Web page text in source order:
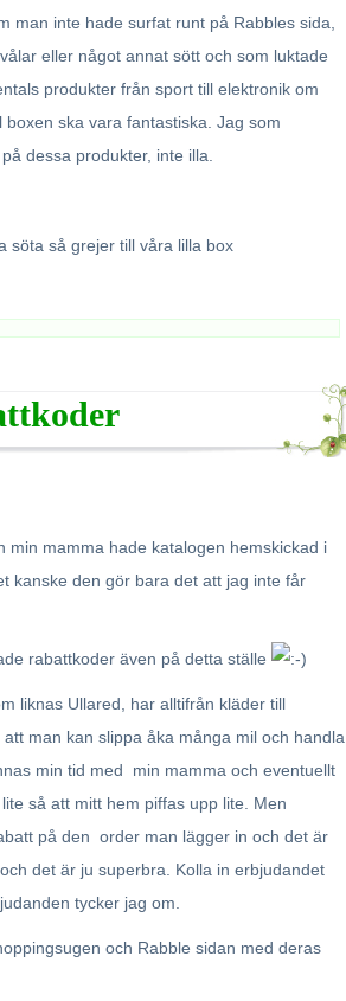
man inte hade surfat runt på Rabbles sida,
eller något annat sött och som luktade
produkter från sport till elektronik om
ska vara fantastiska. Jag som
dessa produkter, inte illa.
söta så grejer till våra lilla box
min mamma hade katalogen hemskickad i
kanske den gör bara det att jag inte får
rabattkoder även på detta ställe
liknas Ullared, har alltifrån kläder till
man kan slippa åka många mil och handla
min tid med min mamma och eventuellt
så att mitt hem piffas upp lite. Men
på den order man lägger in och det är
det är ju superbra. Kolla in erbjudandet
tycker jag om.
och Rabble sidan med deras